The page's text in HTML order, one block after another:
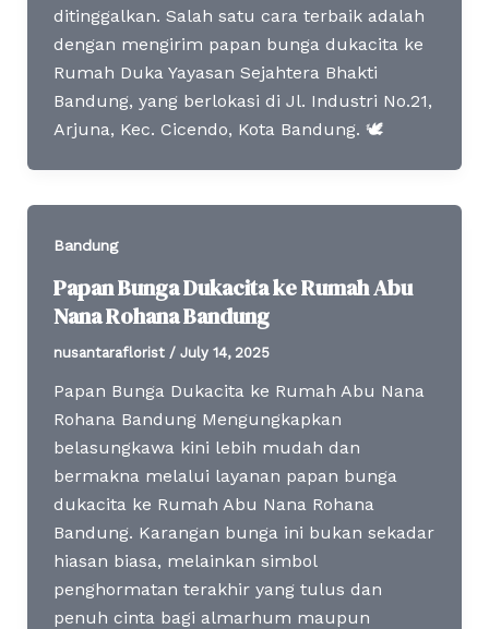
ditinggalkan. Salah satu cara terbaik adalah
dengan mengirim papan bunga dukacita ke
Rumah Duka Yayasan Sejahtera Bhakti
Bandung, yang berlokasi di Jl. Industri No.21,
Arjuna, Kec. Cicendo, Kota Bandung. 🕊️
Bandung
Papan Bunga Dukacita ke Rumah Abu
Nana Rohana Bandung
nusantaraflorist / July 14, 2025
Papan Bunga Dukacita ke Rumah Abu Nana
Rohana Bandung Mengungkapkan
belasungkawa kini lebih mudah dan
bermakna melalui layanan papan bunga
dukacita ke Rumah Abu Nana Rohana
Bandung. Karangan bunga ini bukan sekadar
hiasan biasa, melainkan simbol
penghormatan terakhir yang tulus dan
penuh cinta bagi almarhum maupun